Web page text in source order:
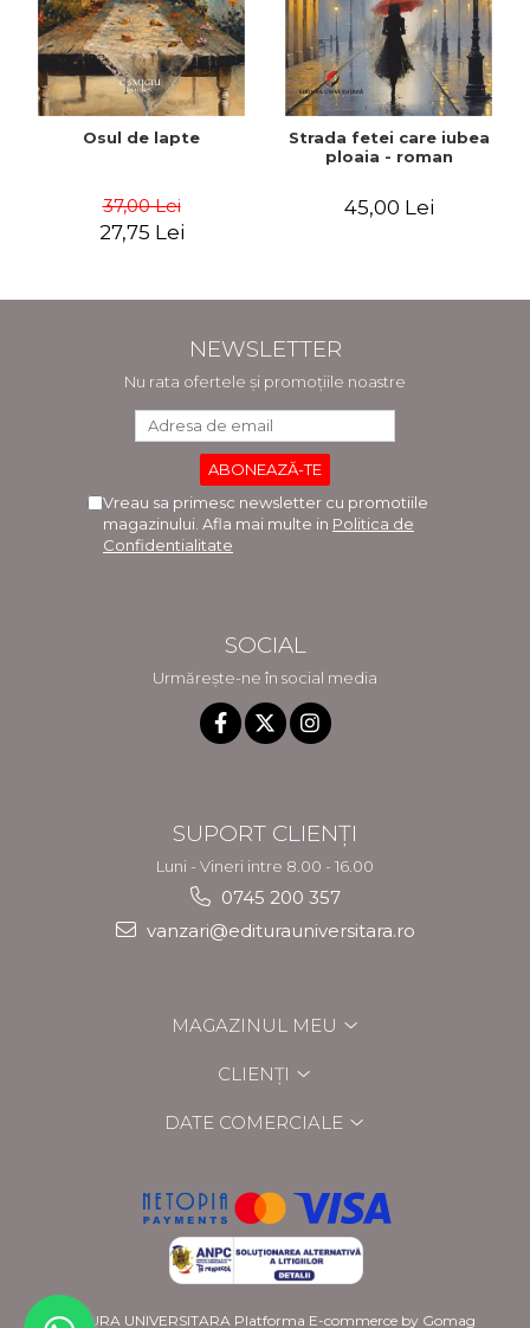
Osul de lapte
37,00 Lei
27,75 Lei
Strada fetei care iubea
ploaia - roman
45,00 Lei
NEWSLETTER
Nu rata ofertele și promoțiile noastre
Vreau sa primesc newsletter cu promotiile
magazinului. Afla mai multe in Politica de
Confidentialitate
SOCIAL
Urmărește-ne în social media
SUPORT CLIENȚI
Luni - Vineri intre 8.00 - 16.00
0745 200 357
vanzari@editurauniversitara.ro
MAGAZINUL MEU
CLIENȚI
DATE COMERCIALE
EDITURA UNIVERSITARA Platforma E-commerce by Gomag